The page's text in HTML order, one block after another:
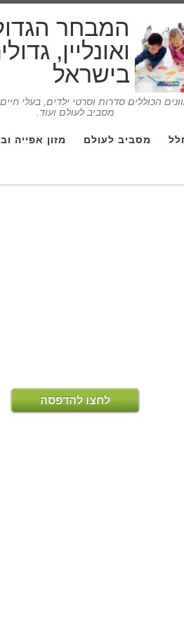
המבחר
ואונליין,
בישראל
הכוללים סדרות וסרטי ילדים, בעלי
מסביב לעולם ועוד.
מסביב לעולם מזון אפייה
לחצו להדפסה